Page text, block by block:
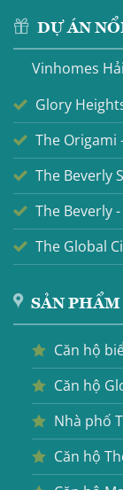
DỰ ÁN
Vinhomes
Glory
The Origami
The Beverly
The Beverly
The Global
SẢN
Căn hộ
Căn hộ
Nhà phố
Căn hộ